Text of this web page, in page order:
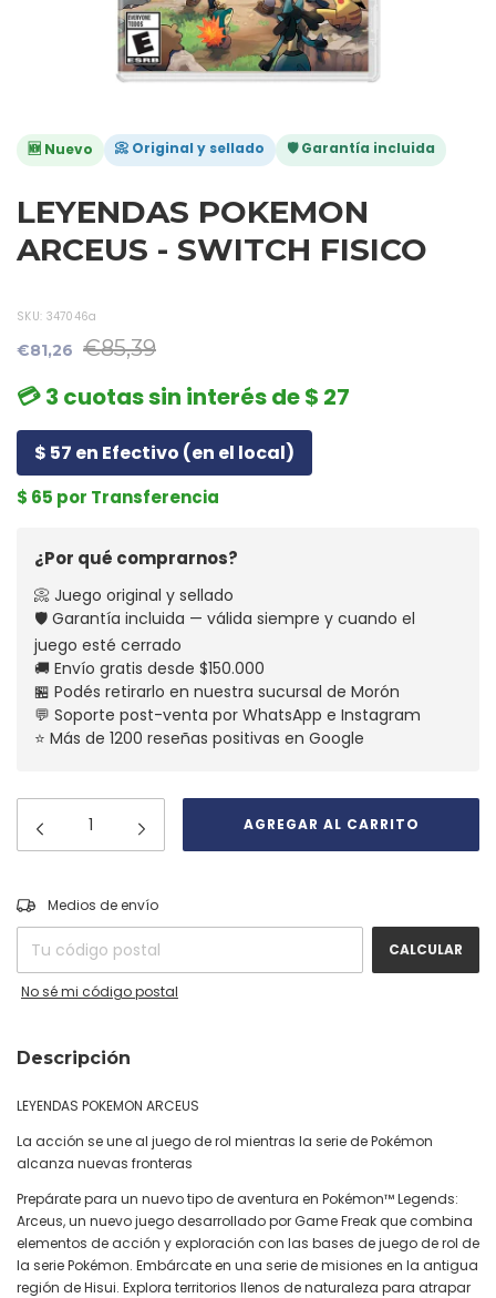
🆕 Nuevo 📀 Original y sellado 🛡️ Garantía incluida
LEYENDAS POKEMON
ARCEUS - SWITCH FISICO
SKU: 347046a
€81,26 €85,39
💳 3 cuotas sin interés de $ 27
$ 57 en Efectivo (en el local)
$ 65 por Transferencia
¿Por qué comprarnos?
📀 Juego original y sellado
🛡️ Garantía incluida — válida siempre y cuando el
juego esté cerrado
🚚 Envío gratis desde $150.000
🏪 Podés retirarlo en nuestra sucursal de Morón
💬 Soporte post-venta por WhatsApp e Instagram
⭐ Más de 1200 reseñas positivas en Google
Entregas para el CP:
Medios de envío
CALCULAR
No sé mi código postal
Descripción
LEYENDAS POKEMON ARCEUS
La acción se une al juego de rol mientras la serie de Pokémon
alcanza nuevas fronteras
Prepárate para un nuevo tipo de aventura en Pokémon™ Legends:
Arceus, un nuevo juego desarrollado por Game Freak que combina
elementos de acción y exploración con las bases de juego de rol de
la serie Pokémon. Embárcate en una serie de misiones en la antigua
región de Hisui. Explora territorios llenos de naturaleza para atrapar